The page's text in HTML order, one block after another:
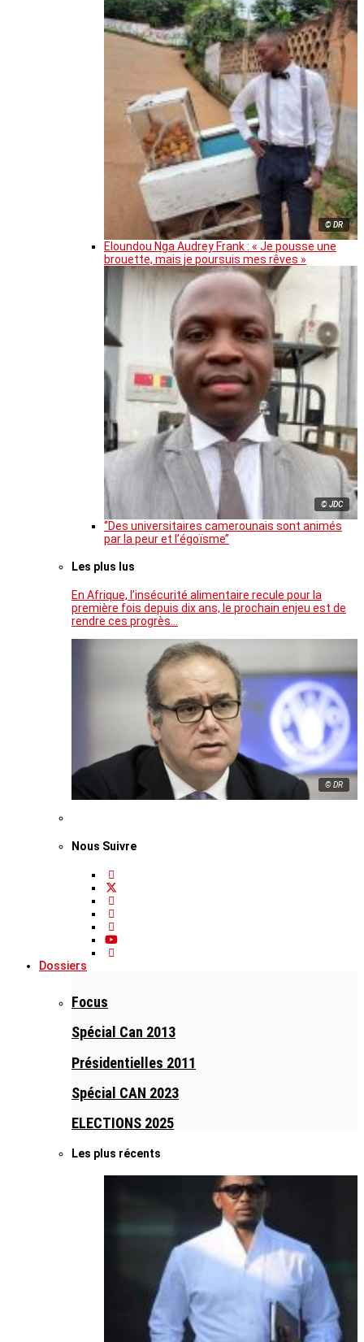
© DR
Eloundou Nga Audrey Frank : « Je pousse une
brouette, mais je poursuis mes rêves »
© JDC
‘’Des universitaires camerounais sont animés
par la peur et l’égoïsme’’
Les plus lus
En Afrique, l’insécurité alimentaire recule pour la
première fois depuis dix ans, le prochain enjeu est de
rendre ces progrès…
© DR
Nous Suivre
Dossiers
Focus
Spécial Can 2013
Présidentielles 2011
Spécial CAN 2023
ELECTIONS 2025
Les plus récents